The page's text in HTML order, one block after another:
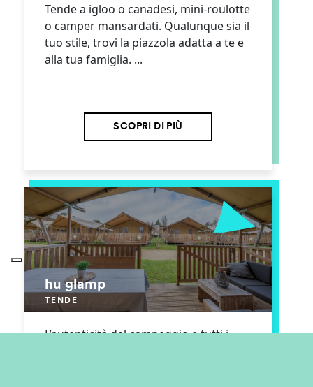
Tende a igloo o canadesi, mini-roulotte
o camper mansardati. Qualunque sia il
tuo stile, trovi la piazzola adatta a te e
alla tua famiglia. ...
SCOPRI DI PIÙ
hu glamp
TENDE
L’autenticità del campeggio e tutti i